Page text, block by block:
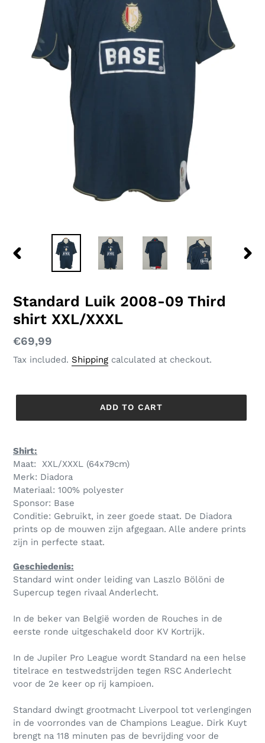
Standard Luik 2008-09 Third
shirt XXL/XXXL
Regular
price
€69,99
Tax included. Shipping calculated at checkout.
ADD TO CART
Shirt:
Maat: XXL/XXXL (64x79cm)
Merk: Diadora
Materiaal: 100% polyester
Sponsor: Base
Conditie: Gebruikt, in zeer goede staat. De Diadora
prints op de mouwen zijn afgegaan. Alle andere prints
zijn in perfecte staat.
Geschiedenis:
Standard wint onder leiding van Laszlo Bölöni de
Supercup tegen rivaal Anderlecht.
In de beker van België worden de Rouches in de
eerste ronde uitgeschakeld door KV Kortrijk.
In de Jupiler Pro League wordt Standard na een helse
titelrace en testwedstrijden tegen RSC Anderlecht
voor de 2e keer op rij kampioen.
Standard dwingt grootmacht Liverpool tot verlengingen
in de voorrondes van de Champions League. Dirk Kuyt
brengt na 118 minuten pas de bevrijding voor de